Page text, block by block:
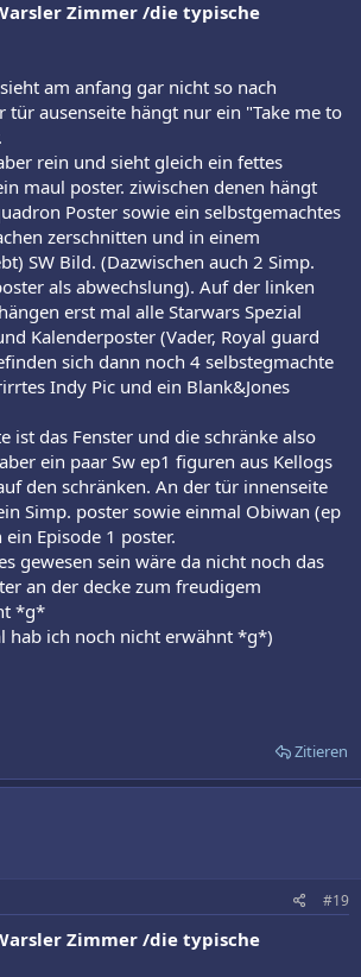
Zimmer /die typische
am anfang gar nicht so nach
tür ausenseite hängt nur ein "Take me to
rein und sieht gleich ein fettes
maul poster. ziwischen denen hängt
Poster sowie ein selbstgemachtes
zerschnitten und in einem
SW Bild. (Dazwischen auch 2 Simp.
als abwechslung). Auf der linken
erst mal alle Starwars Spezial
Kalenderposter (Vader, Royal guard
sich dann noch 4 selbstegmachte
Indy Pic und ein Blank&Jones
ist das Fenster und die schränke also
ein paar Sw ep1 figuren aus Kellogs
den schränken. An der tür innenseite
Simp. poster sowie einmal Obiwan (ep
Episode 1 poster.
gewesen sein wäre da nicht noch das
an der decke zum freudigem
*g*
hab ich noch nicht erwähnt *g*)
Zitieren
#19
Zimmer /die typische